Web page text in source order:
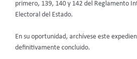
primero, 139, 140 y 142 del Reglamento
Electoral del Estado.
En su oportunidad, archívese este
definitivamente concluido.